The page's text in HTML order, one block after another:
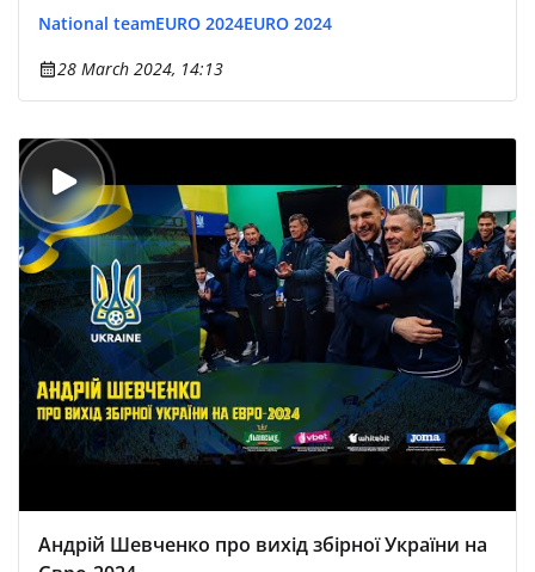
National teamEURO 2024EURO 2024
28 March 2024, 14:13
Андрій Шевченко про вихід збірної України на